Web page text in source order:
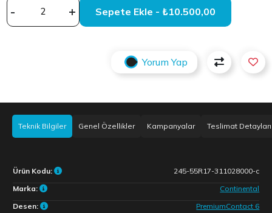
- + Sepete Ekle - ₺10.500,00
Yorum Yap
Teknik Bilgiler Genel Özellikler Kampanyalar Teslimat Detayları
Ürün Kodu:
245-55R17-311028000-c
Marka:
Continental
Desen:
PremiumContact 6